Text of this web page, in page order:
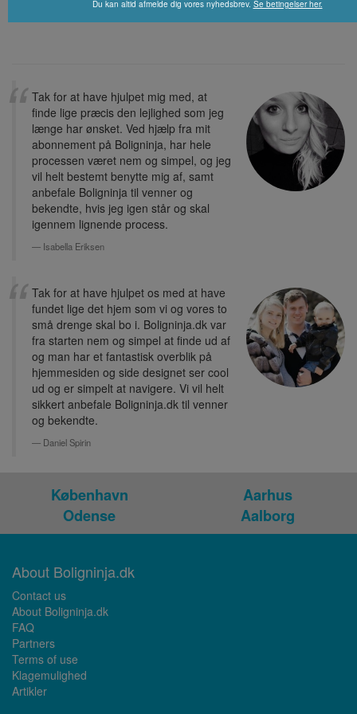
Tak for at have hjulpet mig med, at
finde lige præcis den lejlighed som jeg
længe har ønsket. Ved hjælp fra mit
abonnement på Boligninja, har hele
processen været nem og simpel, og jeg
vil helt bestemt benytte mig af, samt
anbefale Boligninja til venner og
bekendte, hvis jeg igen står og skal
igennem lignende process.
Isabella Eriksen
Tak for at have hjulpet os med at have
fundet lige det hjem som vi og vores to
små drenge skal bo i. Boligninja.dk var
fra starten nem og simpel at finde ud af
og man har et fantastisk overblik på
hjemmesiden og side designet ser cool
ud og er simpelt at navigere. Vi vil helt
sikkert anbefale Boligninja.dk til venner
og bekendte.
Daniel Spirin
København
Aarhus
Odense
Aalborg
About Boligninja.dk
Contact us
About Boligninja.dk
FAQ
Partners
Terms of use
Klagemulighed
Artikler
Du kan altid afmelde dig vores nyhedsbrev. Se betingelser her.